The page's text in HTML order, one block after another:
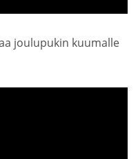
joulupukin kuumalle